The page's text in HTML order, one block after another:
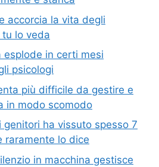
accorcia la vita degli
lo veda
esplode in certi mesi
psicologi
più difficile da gestire e
in modo scomodo
genitori ha vissuto spesso 7
raramente lo dice
in macchina gestisce